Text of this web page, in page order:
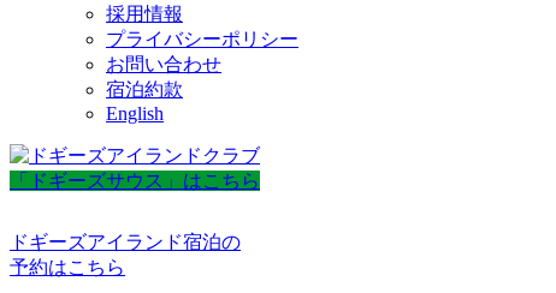
採用情報
プライバシーポリシー
お問い合わせ
宿泊約款
English
「ドギーズサウス」はこちら
ドギーズアイランド宿泊の
予約はこちら